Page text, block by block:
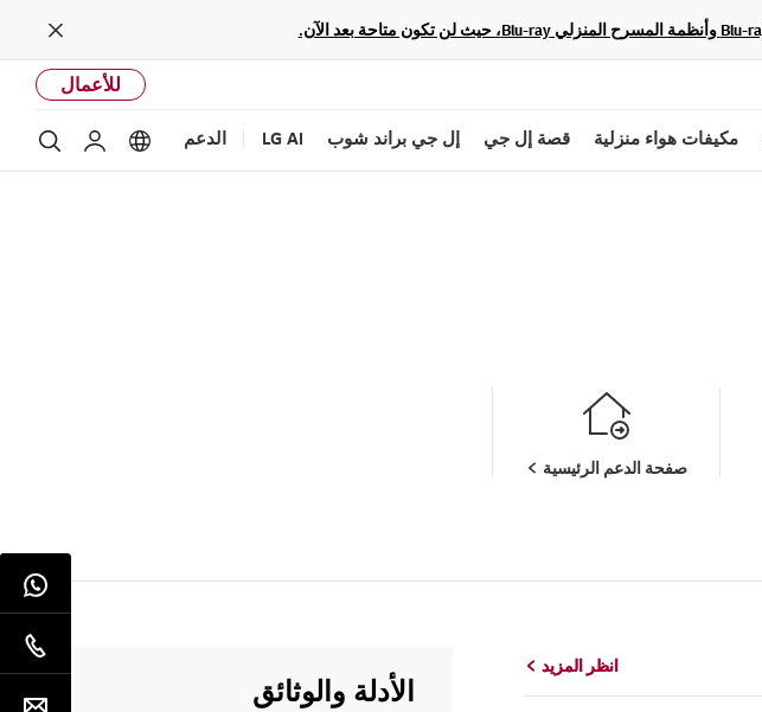
Close
للأعمال
مكيفات هواء منزلية قصة إل جي إل جي براند شوب LG AI الدعم optionsحساب
صفحة الدعم الرئيسية
انظر المزيد
انظر المزيد
الأدلة والوثائق